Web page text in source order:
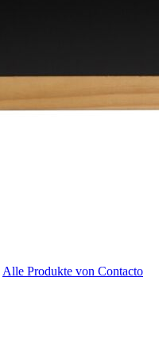
Alle Produkte von Contacto